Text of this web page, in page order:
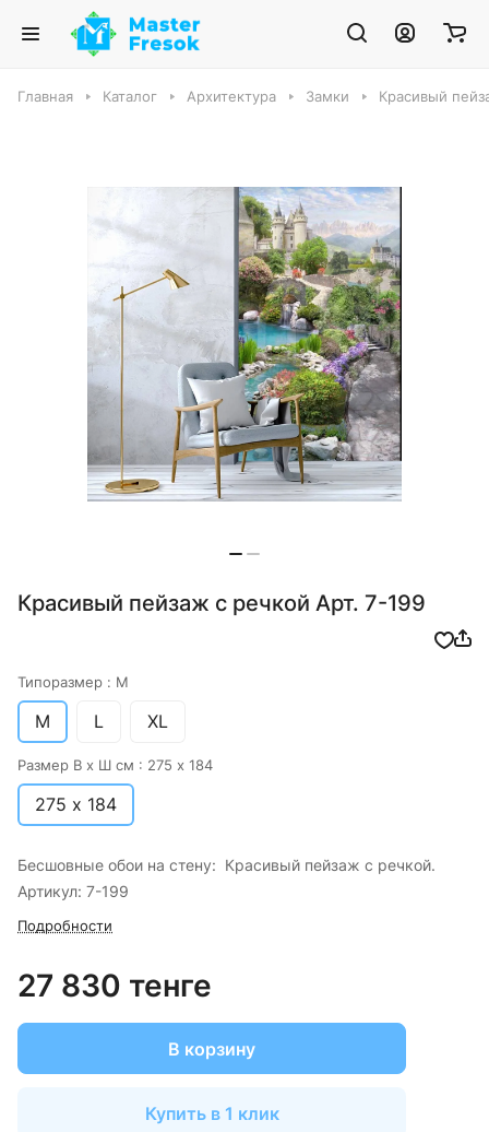
Главная Каталог Архитектура Замки Красивый
Красивый пейзаж с речкой Арт. 7-199
Типоразмер : M
M L XL
Размер В х Ш см : 275 х 184
275 х 184
Бесшовные обои на стену: Красивый пейзаж с речкой.
Артикул: 7-199
Подробности
27 830 тенге
В корзину
Купить в 1 клик